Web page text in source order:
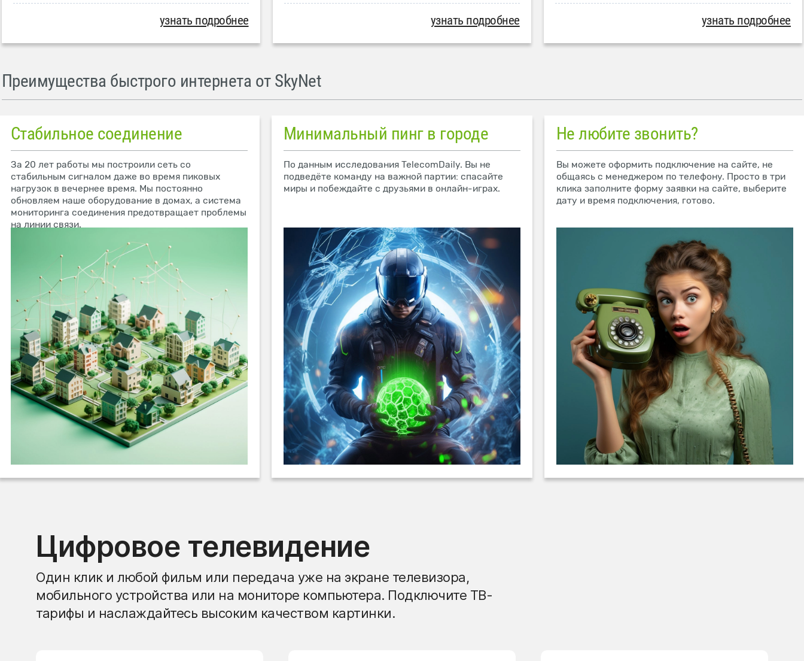
узнать подробнее узнать подробнее узнать подробнее
Преимущества быстрого интернета от SkyNet
Стабильное соединение
За 20 лет работы мы построили сеть со
стабильным сигналом даже во время пиковых
нагрузок в вечернее время. Мы постоянно
обновляем наше оборудование в домах, а система
мониторинга соединения предотвращает проблемы
на линии связи.
Минимальный пинг в городе
По данным исследования TelecomDaily. Вы не
подведёте команду на важной партии: спасайте
миры и побеждайте с друзьями в онлайн-играх.
Не любите звонить?
Вы можете оформить подключение на сайте, не
общаясь с менеджером по телефону. Просто в три
клика заполните форму заявки на сайте, выберите
дату и время подключения, готово.
Цифровое телевидение
Один клик и любой фильм или передача уже на экране телевизора,
мобильного устройства или на мониторе компьютера. Подключите ТВ-
тарифы и наслаждайтесь высоким качеством картинки.